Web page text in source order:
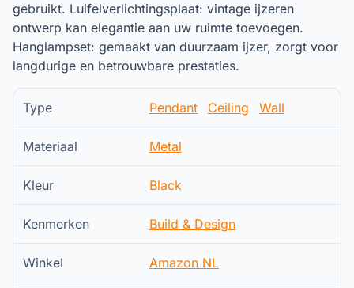
gebruikt. Luifelverlichtingsplaat: vintage ijzeren
ontwerp kan elegantie aan uw ruimte toevoegen.
Hanglampset: gemaakt van duurzaam ijzer, zorgt voor
langdurige en betrouwbare prestaties.
Type Pendant Ceiling Wall
Materiaal Metal
Kleur Black
Kenmerken Build & Design
Winkel Amazon NL